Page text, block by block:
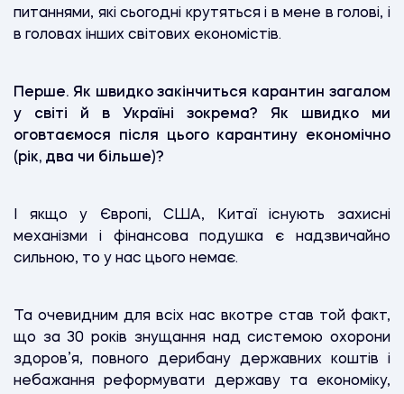
питаннями, які сьогодні крутяться і в мене в голові, і
в головах інших світових економістів.
Перше. Як швидко закінчиться карантин загалом
у світі й в Україні зокрема? Як швидко ми
оговтаємося після цього карантину економічно
(рік, два чи більше)?
І якщо у Європі, США, Китаї існують захисні
механізми і фінансова подушка є надзвичайно
сильною, то у нас цього немає.
Та очевидним для всіх нас вкотре став той факт,
що за 30 років знущання над системою охорони
здоров’я, повного дерибану державних коштів і
небажання реформувати державу та економіку,